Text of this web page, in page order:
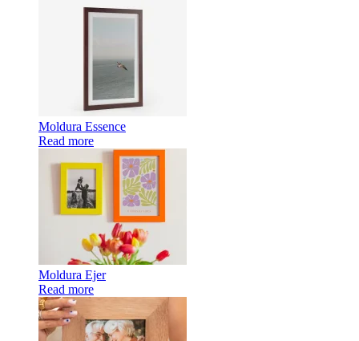
Moldura Essence
Read more
Moldura Ejer
Read more